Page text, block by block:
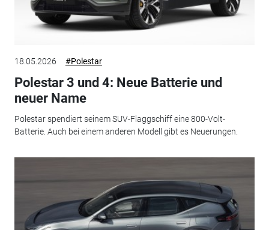
18.05.2026 #Polestar
Polestar 3 und 4: Neue Batterie und
neuer Name
Polestar spendiert seinem SUV-Flaggschiff eine 800-Volt-
Batterie. Auch bei einem anderen Modell gibt es Neuerungen.